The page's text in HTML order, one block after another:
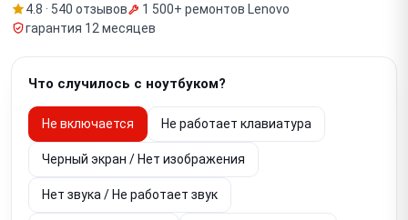
4.8 · 540 отзывов
1 500+ ремонтов Lenovo
гарантия 12 месяцев
Что случилось с ноутбуком?
Не включается Не работает клавиатура
Черный экран / Нет изображения
Нет звука / Не работает звук